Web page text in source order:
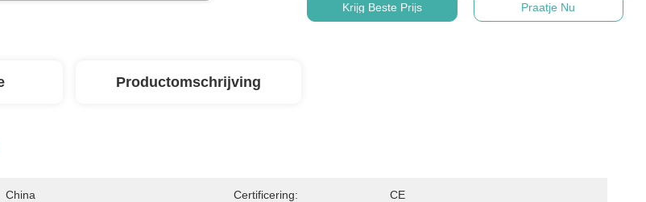
Krijg Beste Prijs Praatje Nu
Productomschrijving
China Certificering: CE